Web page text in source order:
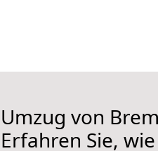
Umzug von
Erfahren Sie,